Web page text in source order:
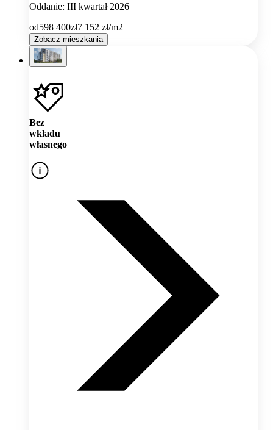
Oddanie: III kwartał 2026
od598 400zł7 152 zł/m2
Zobacz mieszkania
Bez
wkładu
własnego